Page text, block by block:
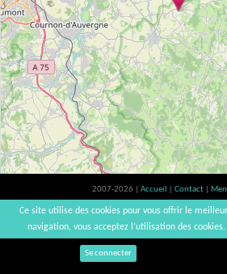
2007-2026 | Accueil Contact
L'abus d'alcool est dangereux pour la santé, à
vinsnaturels | v3.12
Se connecter
Ce site utilise des cookies pour vous offrir le
navigation, vous acceptez l’utilisation des cookies.